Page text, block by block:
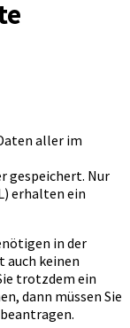
aller im
gespeichert. Nur
erhalten ein
in der
auch keinen
trotzdem ein
dann müssen Sie